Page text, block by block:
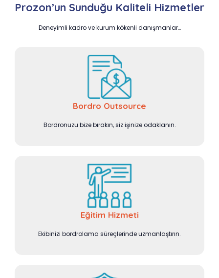
Prozon’un Sunduğu Kaliteli Hizmetler
Deneyimli kadro ve kurum kökenli danışmanlar…
Bordro Outsource
Bordronuzu bize bırakın, siz işinize odaklanın.
Eğitim Hizmeti
Ekibinizi bordrolama süreçlerinde uzmanlaştırın.